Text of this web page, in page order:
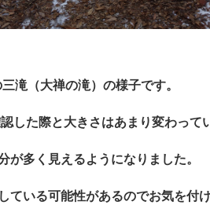
滝（大禅の滝）の様子です。
した際と大きさはあまり変わって
が多く見えるようになりました。
ている可能性があるのでお気を付